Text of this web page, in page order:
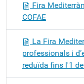
Fira
COFAE
La Fira
professionals i
reduïda fins l'1